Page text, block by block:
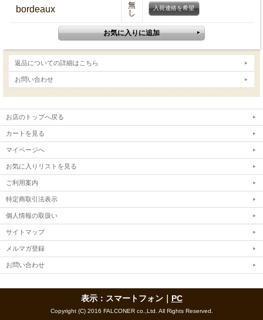
bordeaux
無
し
入荷連絡を希望
返品についての詳細はこちら
お問い合わせ
お店のトップへ戻る
カートを見る
マイページへ
お気に入りリストを見る
ご利用案内
特定商取引法表示
個人情報の取扱い
サイトマップ
メルマガ登録
お問い合わせ
表示：スマートフォン｜ PC
Copyright (C) 2016 FALCONER co.,Ltd. All Rights Reserved.